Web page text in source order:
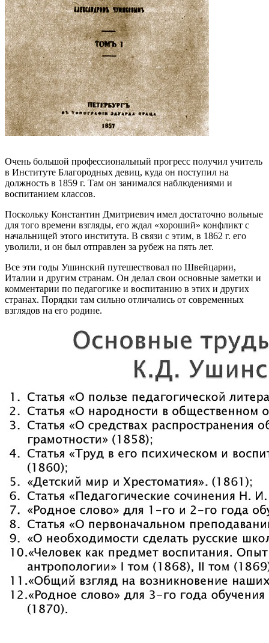
Очень большой профессиональный прогресс получил учитель
в Институте Благородных девиц, куда он поступил на
должность в 1859 г. Там он занимался наблюдениями и
воспитанием классов.
Поскольку Константин Дмитриевич имел достаточно вольные
для того времени взгляды, его ждал «хороший» конфликт с
начальницей этого института. В связи с этим, в 1862 г. его
уволили, и он был отправлен за рубеж на пять лет.
Все эти годы Ушинский путешествовал по Швейцарии,
Италии и другим странам. Он делал свои основные заметки и
комментарии по педагогике и воспитанию в этих и других
странах. Порядки там сильно отличались от современных
взглядов на его родине.